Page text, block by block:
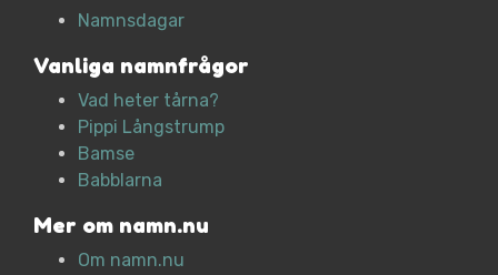
Namnsdagar
Vanliga namnfrågor
Vad heter tårna?
Pippi Långstrump
Bamse
Babblarna
Mer om namn.nu
Om namn.nu